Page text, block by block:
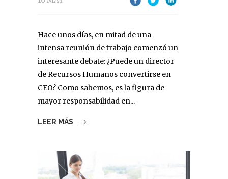
Hace unos días, en mitad de una
intensa reunión de trabajo comenzó un
interesante debate: ¿Puede un director
de Recursos Humanos convertirse en
CEO? Como sabemos, es la figura de
mayor responsabilidad en...
LEER MÁS